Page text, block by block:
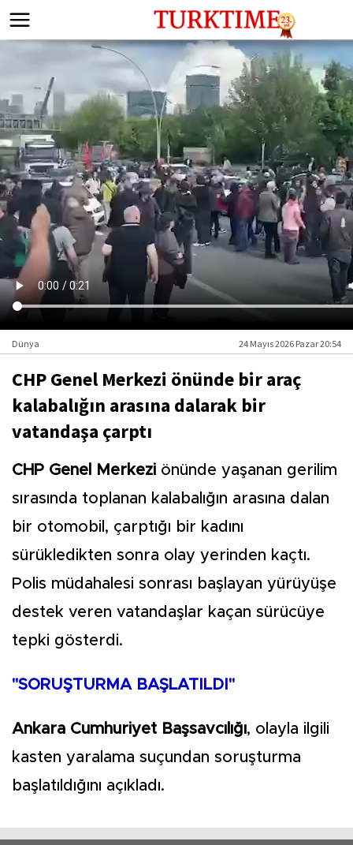
Dünya 24 Mayıs 2026 Pazar 20:54
CHP Genel Merkezi önünde bir araç
kalabalığın arasına dalarak bir
vatandaşa çarptı
CHP Genel Merkezi önünde yaşanan gerilim
sırasında toplanan kalabalığın arasına dalan
bir otomobil, çarptığı bir kadını
sürükledikten sonra olay yerinden kaçtı.
Polis müdahalesi sonrası başlayan yürüyüşe
destek veren vatandaşlar kaçan sürücüye
tepki gösterdi.
"SORUŞTURMA BAŞLATILDI"
Ankara Cumhuriyet Başsavcılığı, olayla ilgili
kasten yaralama suçundan soruşturma
başlatıldığını açıkladı.